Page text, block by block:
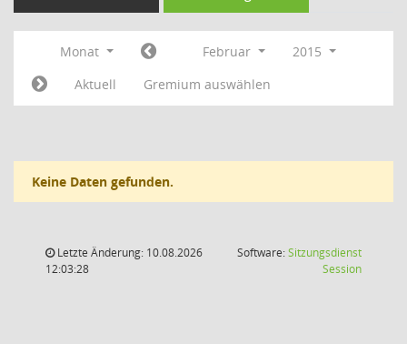
Monat Februar
2015
Aktuell
Gremium auswählen
Keine Daten gefunden.
Letzte Änderung: 10.08.2026
12:03:28
Software:Sitzungsdienst
Session(Wird in